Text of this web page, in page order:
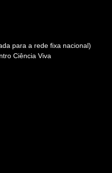
para a rede fixa nacional)
Ciência Viva